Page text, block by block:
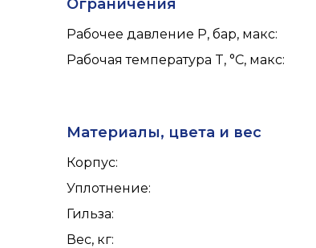
Ограничения
Рабочее давление P, бар, макс:
Рабочая температура T, °C, макс:
Материалы, цвета и вес
Корпус:
Уплотнение:
Гильза:
Вес, кг: